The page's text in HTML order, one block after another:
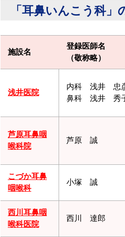
「耳鼻いんこう科」
施設名
登録医師名
（敬称略）
浅井医院
内科 浅井 忠
鼻科 浅井 秀
芦原耳鼻咽
喉科院
芦原 誠
こづか耳鼻
咽喉科
小塚 誠
西川耳鼻咽
喉科医院
西川 達郎